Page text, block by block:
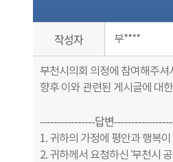
작성자 부****
부천시의회 의정에 참여해주
향후 이와 관련된 게시글에 대
----------------답변
1. 귀하의 가정에 평안과 행복
2. 귀하께서 요청하신 ‘부천시